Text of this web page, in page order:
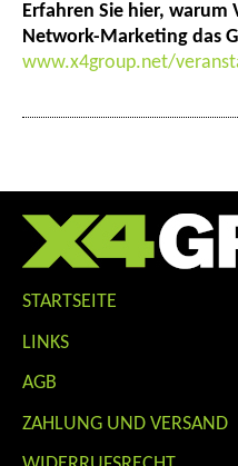
Erfahren Sie hier, warum
Network-Marketing das
www.x4group.net/
STARTSEITE
LINKS
AGB
ZAHLUNG UND VERSAND